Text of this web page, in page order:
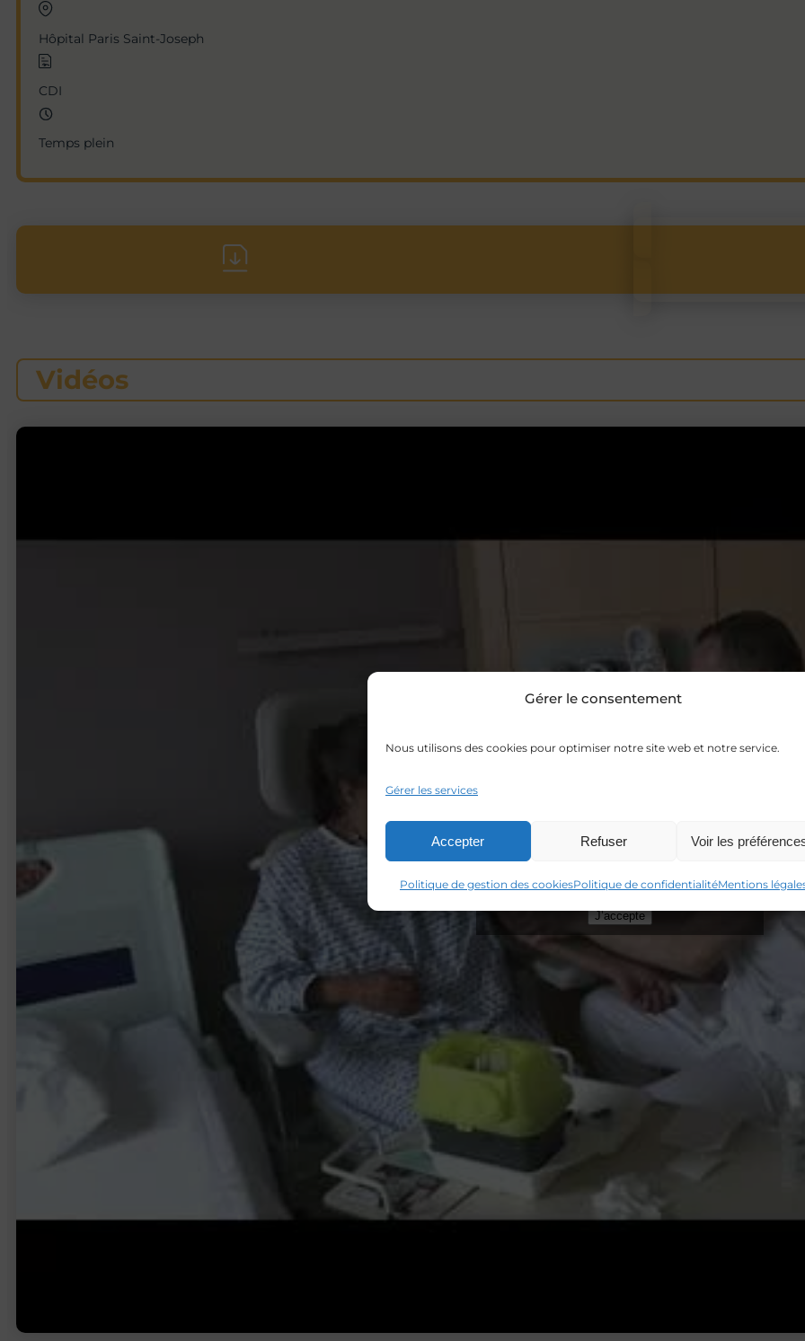
Gérer le consentement
Nous utilisons des cookies pour optimiser notre site web et notre service.
Gérer les services
Accepter Refuser Voir les
Politique de gestion des cookiesPolitique de confidentialitéMentions
Hôpital Paris Saint-Joseph
CDI
Temps plein
Vidéos
Cliquez sur « J’accepte » pour activer
Politique de gestion des cookies
J’accepte